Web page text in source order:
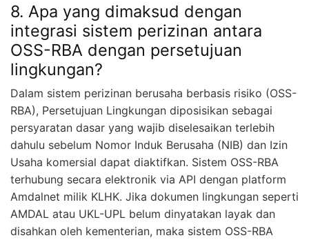
8. Apa yang dimaksud dengan
integrasi sistem perizinan antara
OSS-RBA dengan persetujuan
lingkungan?
Dalam sistem perizinan berusaha berbasis risiko (OSS-
RBA), Persetujuan Lingkungan diposisikan sebagai
persyaratan dasar yang wajib diselesaikan terlebih
dahulu sebelum Nomor Induk Berusaha (NIB) dan Izin
Usaha komersial dapat diaktifkan. Sistem OSS-RBA
terhubung secara elektronik via API dengan platform
Amdalnet milik KLHK. Jika dokumen lingkungan seperti
AMDAL atau UKL-UPL belum dinyatakan layak dan
disahkan oleh kementerian, maka sistem OSS-RBA